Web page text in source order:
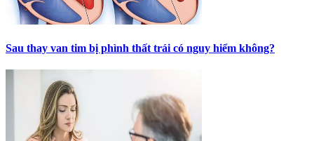
Sau thay van tim bị phình thất trái có nguy hiểm không?